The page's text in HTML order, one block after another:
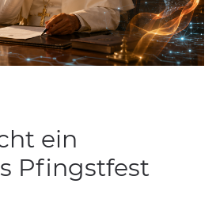
ein
Pfingstfest